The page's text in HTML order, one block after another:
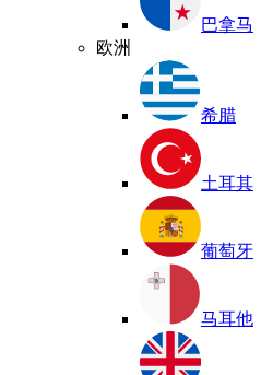
巴拿马
欧洲
希腊
土耳其
葡萄牙
马耳他